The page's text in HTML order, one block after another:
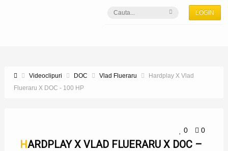
LOGIN
Videoclipuri DOC Vlad Flueraru
Hardplay X Vlad
Flueraru X DOC - 100 HP
0 0
HARDPLAY X VLAD FLUERARU X DOC –